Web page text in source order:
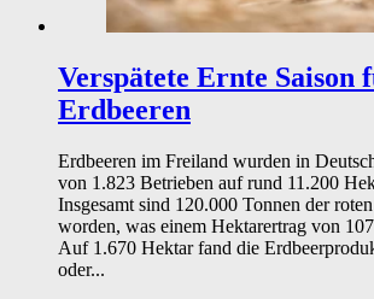
Verspätete Ernte Saison
Erdbeeren
Erdbeeren im Freiland wurden in
von 1.823 Betrieben auf rund 11.200
Insgesamt sind 120.000 Tonnen der
worden, was einem Hektarertrag von
Auf 1.670 Hektar fand die
oder...